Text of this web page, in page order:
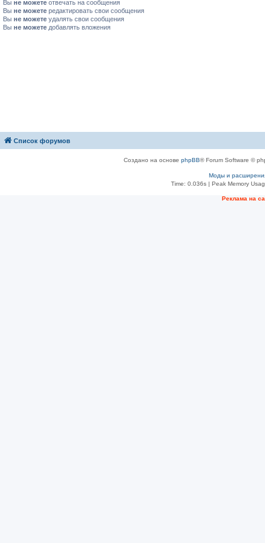
Вы не можете отвечать на сообщения
Вы не можете редактировать свои сообщения
Вы не можете удалять свои сообщения
Вы не можете добавлять вложения
Список форумов
Создано на основе phpBB® Forum Software ©
Моды и
Time: 0.036s| Peak Memory
Рeклама на